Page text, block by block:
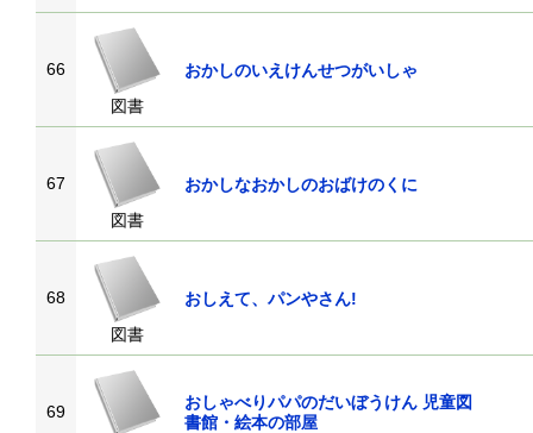
66
図書
おかしのいえけんせつがいしゃ
67
図書
おかしなおかしのおばけのくに
68
図書
おしえて、パンやさん!
69
おしゃべりパパのだいぼうけん 児童図
書館・絵本の部屋